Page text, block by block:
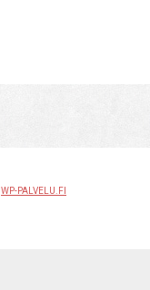
WP-PALVELU.FI